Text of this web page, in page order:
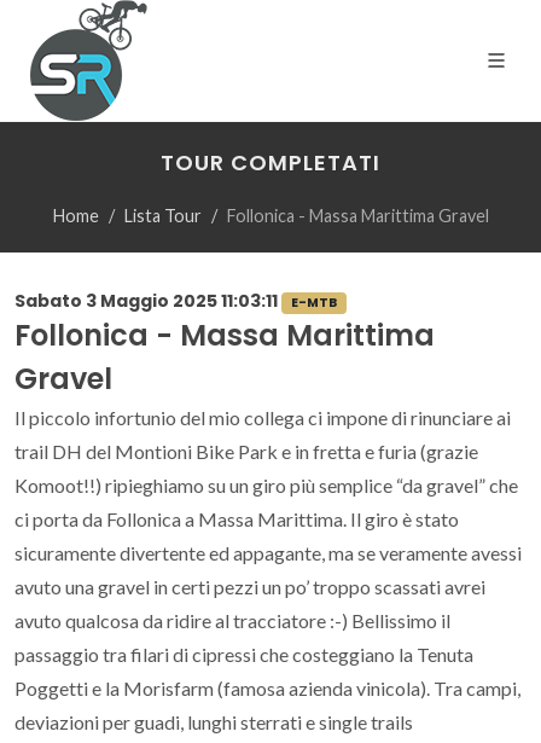
TOUR COMPLETATI
Home Lista Tour Follonica - Massa Marittima Gravel
Sabato 3 Maggio 2025 11:03:11 E-MTB
Follonica - Massa Marittima
Gravel
Il piccolo infortunio del mio collega ci impone di rinunciare ai
trail DH del Montioni Bike Park e in fretta e furia (grazie
Komoot!!) ripieghiamo su un giro più semplice “da gravel” che
ci porta da Follonica a Massa Marittima. Il giro è stato
sicuramente divertente ed appagante, ma se veramente avessi
avuto una gravel in certi pezzi un po’ troppo scassati avrei
avuto qualcosa da ridire al tracciatore :-) Bellissimo il
passaggio tra filari di cipressi che costeggiano la Tenuta
Poggetti e la Morisfarm (famosa azienda vinicola). Tra campi,
deviazioni per guadi, lunghi sterrati e single trails